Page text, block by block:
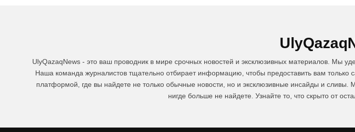
UlyQazaqNews - это ваш проводник в мире срочных новостей и эксклюзивных материалов. Мы
Наша команда журналистов тщательно отбирает информацию, чтобы предоставить вам
платформой, где вы найдете не только обычные новости, но и эксклюзивные инсайды и
нигде больше не найдете. Узнайте то, что скрыто от